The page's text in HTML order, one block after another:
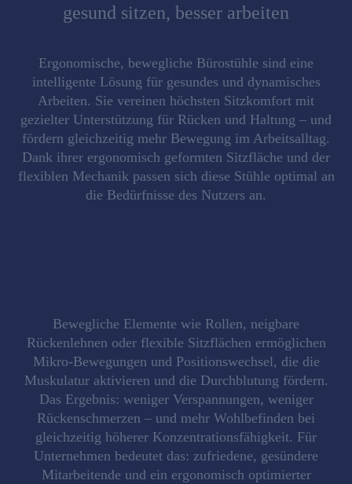
gesund sitzen, besser arbeiten
Ergonomische, bewegliche Bürostühle sind eine
intelligente Lösung für gesundes und dynamisches
Arbeiten. Sie vereinen höchsten Sitzkomfort mit
gezielter Unterstützung für Rücken und Haltung – und
fördern gleichzeitig mehr Bewegung im Arbeitsalltag.
Dank ihrer ergonomisch geformten Sitzfläche und der
flexiblen Mechanik passen sich diese Stühle optimal an
die Bedürfnisse des Nutzers an.
Bewegliche Elemente wie Rollen, neigbare
Rückenlehnen oder flexible Sitzflächen ermöglichen
Mikro-Bewegungen und Positionswechsel, die die
Muskulatur aktivieren und die Durchblutung fördern.
Das Ergebnis: weniger Verspannungen, weniger
Rückenschmerzen – und mehr Wohlbefinden bei
gleichzeitig höherer Konzentrationsfähigkeit. Für
Unternehmen bedeutet das: zufriedene, gesündere
Mitarbeitende und ein ergonomisch optimierter